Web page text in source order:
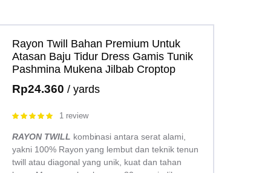
Rayon Twill Bahan Premium Untuk
Atasan Baju Tidur Dress Gamis Tunik
Pashmina Mukena Jilbab Croptop
Rp24.360 / yards
Rated
1 review
RAYON TWILL kombinasi antara serat alami,
yakni 100% Rayon yang lembut dan teknik tenun
twill atau diagonal yang unik, kuat dan tahan